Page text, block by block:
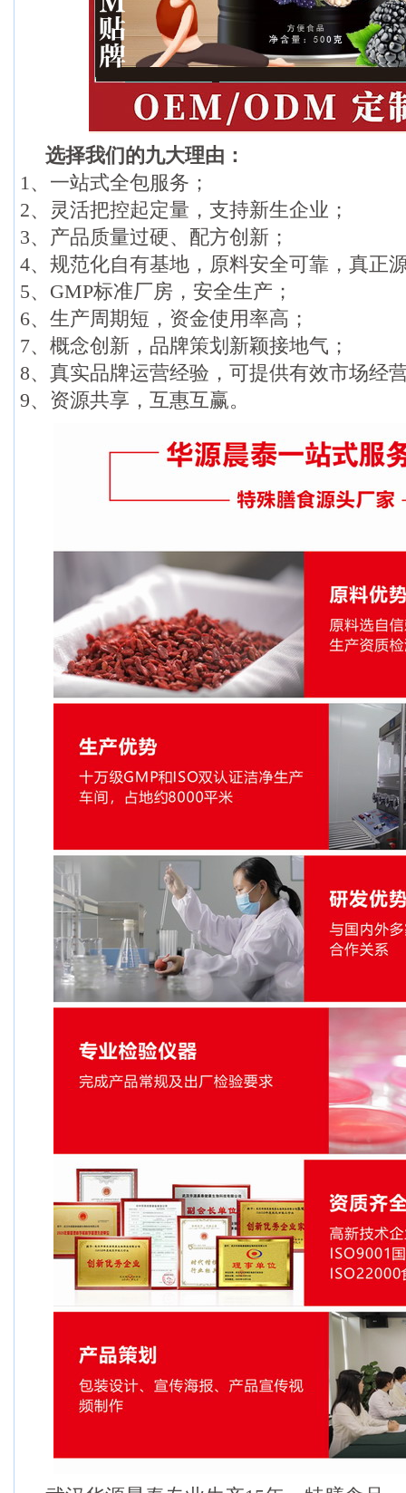
选择我们的九大理由：
1、一站式全包服务；
2、灵活把控起定量，支持新生企业；
3、产品质量过硬、配方创新；
4、规范化自有基地，原料安全可靠，真正
5、GMP标准厂房，安全生产；
6、生产周期短，资金使用率高；
7、概念创新，品牌策划新颖接地气；
8、真实品牌运营经验，可提供有效市场经
9、资源共享，互惠互赢。